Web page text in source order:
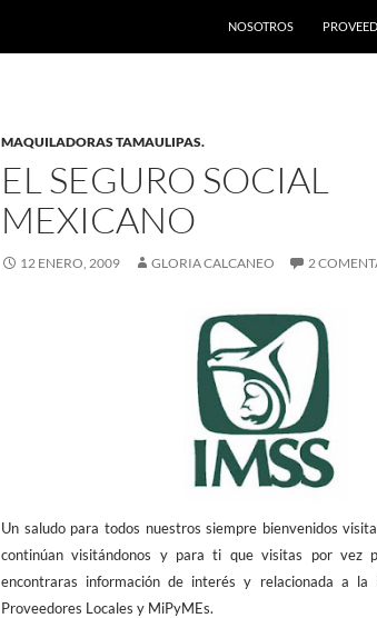
NOSOTROS
MAQUILADORAS TAMAULIPAS.
EL SEGURO SOCIAL
MEXICANO
12 ENERO, 2009 GLORIA CALCANEO 2
Un saludo para todos nuestros siempre bienvenidos
continúan visitándonos y para ti que visitas por vez
encontraras información de interés y relacionada a la
Proveedores Locales y MiPyMEs.